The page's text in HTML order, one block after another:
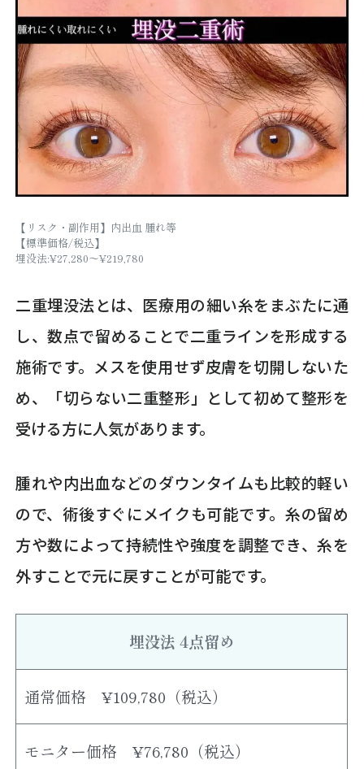
【リスク・副作用】内出血 腫れ等
【標準価格/税込】
埋没法:¥27,280～¥219,780
二重埋没法とは、医療用の細い糸をまぶたに通
し、数点で留めることで二重ラインを形成する
施術です。メスを使用せず皮膚を切開しないた
め、「切らない二重整形」として初めて整形を
受ける方に人気があります。
腫れや内出血などのダウンタイムも比較的軽い
ので、術後すぐにメイクも可能です。糸の留め
方や数によって持続性や強度を調整でき、糸を
外すことで元に戻すことが可能です。
埋没法 4点留め
通常価格 ¥109,780（税込）
モニター価格 ¥76,780（税込）